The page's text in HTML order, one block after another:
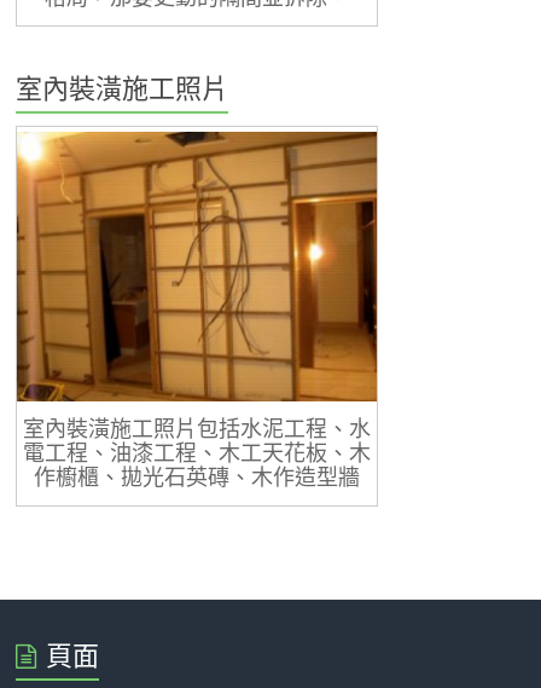
室內裝潢施工照片
室內裝潢施工照片包括水泥工程、水
電工程、油漆工程、木工天花板、木
作櫥櫃、拋光石英磚、木作造型牆
頁面